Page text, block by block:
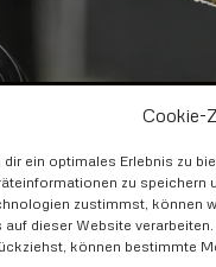
Cookie-
dir ein optimales Erlebnis zu
zu speichern
zustimmst, können
auf dieser Website
können bestimmte